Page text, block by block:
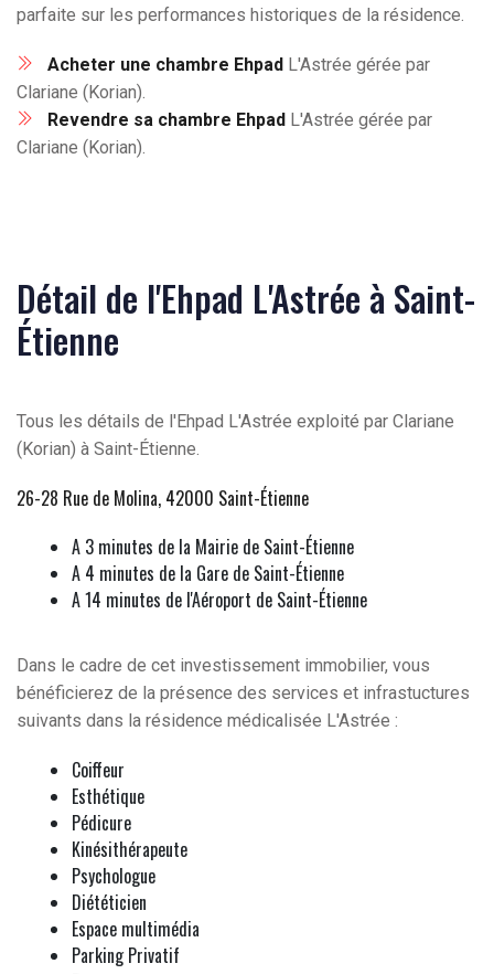
parfaite sur les performances historiques de la résidence.
Acheter une chambre Ehpad L'Astrée gérée par
Clariane (Korian).
Revendre sa chambre Ehpad L'Astrée gérée par
Clariane (Korian).
Détail de l'Ehpad L'Astrée à Saint-
Étienne
Tous les détails de l'Ehpad L'Astrée exploité par Clariane
(Korian) à Saint-Étienne.
26-28 Rue de Molina, 42000 Saint-Étienne
A 3 minutes de la Mairie de Saint-Étienne
A 4 minutes de la Gare de Saint-Étienne
A 14 minutes de l'Aéroport de Saint-Étienne
Dans le cadre de cet investissement immobilier, vous
bénéficierez de la présence des services et infrastuctures
suivants dans la résidence médicalisée L'Astrée :
Coiffeur
Esthétique
Pédicure
Kinésithérapeute
Psychologue
Diététicien
Espace multimédia
Parking Privatif